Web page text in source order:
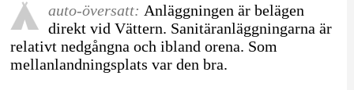
auto-översatt: Anläggningen är belägen
direkt vid Vättern. Sanitäranläggningarna är
relativt nedgångna och ibland orena. Som
mellanlandningsplats var den bra.